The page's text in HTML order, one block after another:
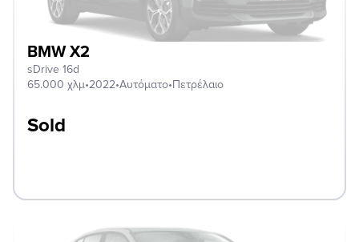
BMW X2
sDrive 16d
65.000 χλμ•2022•Αυτόματο•Πετρέλαιο
Sold